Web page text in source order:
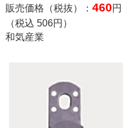
販売価格（税抜）： 460円
（税込 506円）
和気産業